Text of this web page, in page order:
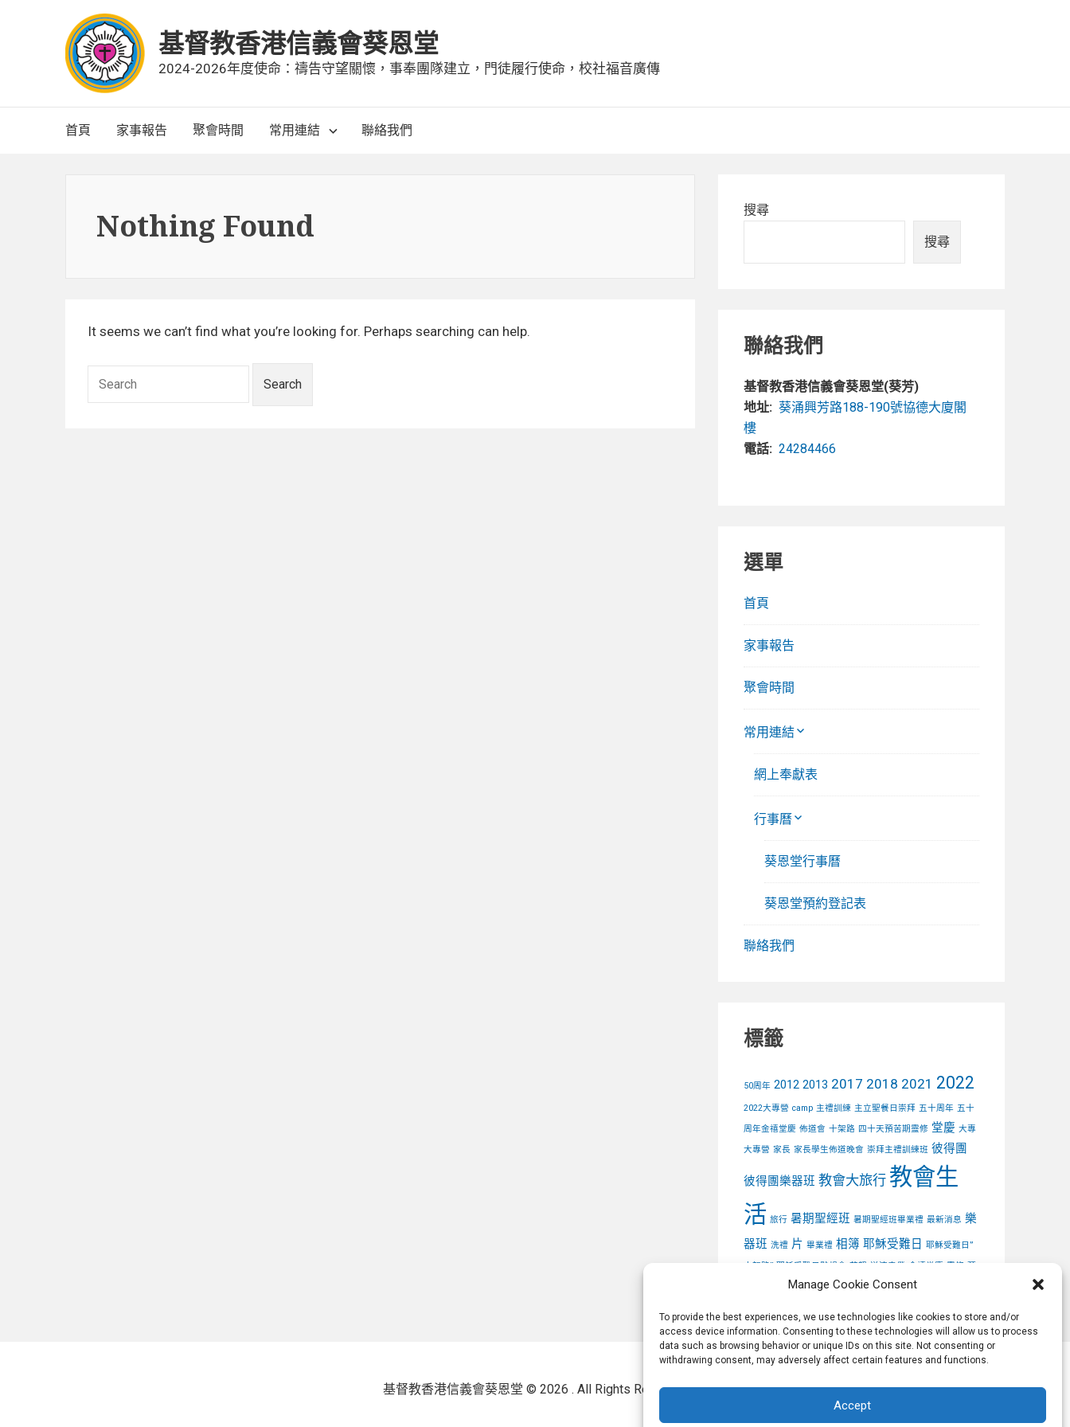
Manage Cookie Consent
To provide the best experiences, we use technologies like cookies to store and/or
access device information. Consenting to these technologies will allow us to process
data such as browsing behavior or unique IDs on this site. Not consenting or
withdrawing consent, may adversely affect certain features and functions.
Accept
基督教香港信義會葵恩堂
2024-2026年度使命：禱告守望關懷，事奉團隊建立，門徒履行使命，校社福音廣傳
首頁 家事報告 聚會時間 常用連結 聯絡我們
Nothing Found
It seems we can’t find what you’re looking for. Perhaps searching can help.
Sidebar
搜尋
搜尋
聯絡我們
基督教香港信義會葵恩堂(葵芳)
地址: 葵涌興芳路188-190號協德大廈閣
樓
電話: 24284466
選單
首頁
家事報告
聚會時間
常用連結
網上奉獻表
行事曆
葵恩堂行事曆
葵恩堂預約登記表
聯絡我們
標籤
50周年 2012 2013 2017 2018 2021 2022
2022大專營 camp 主禮訓練 主立聖餐日崇拜 五十周年 五十
周年金禧堂慶 佈道會 十架路 四十天預苦期靈修 堂慶 大專
大專營 家長 家長學生佈道晚會 崇拜主禮訓練班 彼得團
彼得團樂器班 教會大旅行 教會生
活 旅行 暑期聖經班 暑期聖經班畢業禮 最新消息 樂
器班 洗禮 片 畢業禮 相簿 耶穌受難日
耶穌受難日”
十架路” 耶穌受難日默想會 花絮 逆流忠僕 金禧堂慶 靈修 預
馬可團 默想會
基督教香港信義會葵恩堂 © 2026 . All Rights Reserved